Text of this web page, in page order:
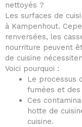
nettoyés ?
Les surfaces de
à Kampenhout.
renversées, les
nourriture peuvent
de cuisine
Voici pourquoi :
Le processus
fumées et des
Ces
hotte de
cuisine.